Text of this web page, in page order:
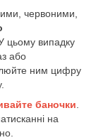
червоними,
цьому випадку
або
ним цифру
баночки.
на